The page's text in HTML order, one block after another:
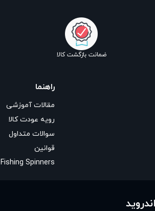
ضمانت بازگشت کالا
راهنما
مقالات آموزشی
رویه عودت کالا
سوالات متداول
قوانین
Fishing Spinners